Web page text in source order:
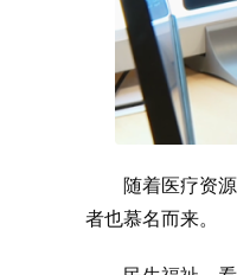
随着医疗资
者也慕名而来。